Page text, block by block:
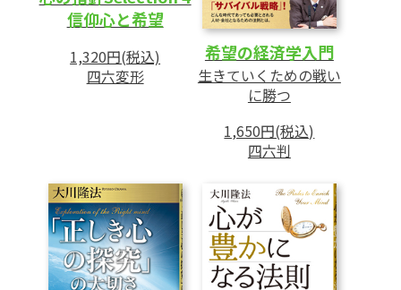
6 真理に命を賭した「神の使者」たち
7 真理に生きる者は敗れない
――新しい時代を拓く「真理」の力
1 時代の「常識」との戦い
2 神の心を踏みにじる宗教界の「常識」
3 「科学的探究」と「宗教的真理」の関係
4 誤った「常識」を打ち破る真理の力
信仰心と希望
1,320円(税込)
四六変形
希望の経済学入門
生きていくための戦い
に勝つ
1,650円(税込)
四六判